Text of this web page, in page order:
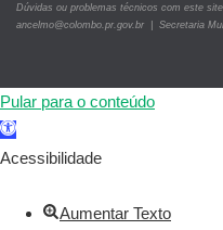
Dúvidas ou problemas técnicos com este
ancelmo@colombo.pr.gov.br | Secretaria
Pular para o conteúdo
Barra
de
Aberta
Acessibilidade
Aumentar Texto